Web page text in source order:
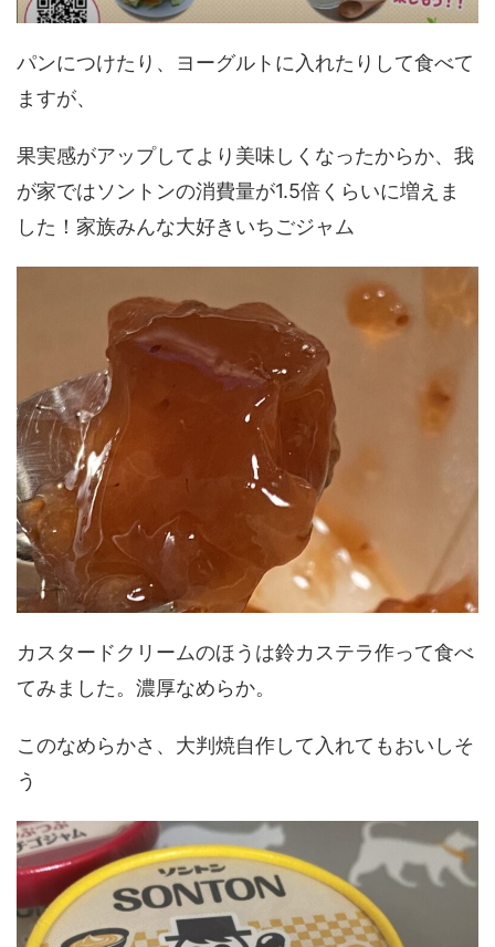
パンにつけたり、ヨーグルトに入れたりして食べて
ますが、
果実感がアップしてより美味しくなったからか、我
が家ではソントンの消費量が1.5倍くらいに増えま
した！家族みんな大好きいちごジャム
カスタードクリームのほうは鈴カステラ作って食べ
てみました。濃厚なめらか。
このなめらかさ、大判焼自作して入れてもおいしそ
う